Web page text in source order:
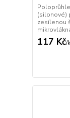
(silonové)
zesílenou
117 Kč/